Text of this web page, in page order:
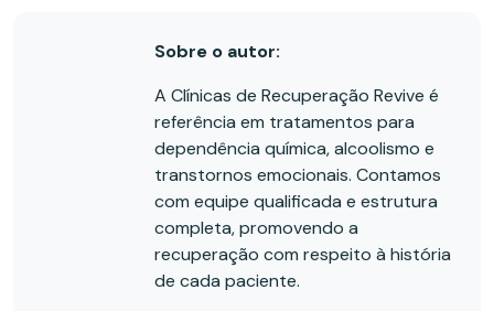
Sobre o autor:
A Clínicas de Recuperação Revive é
referência em tratamentos para
dependência química, alcoolismo e
transtornos emocionais. Contamos
com equipe qualificada e estrutura
completa, promovendo a
recuperação com respeito à história
de cada paciente.